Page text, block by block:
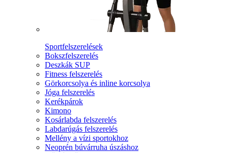
Sportfelszerelések
Bokszfelszerelés
Deszkák SUP
Fitness felszerelés
Görkorcsolya és inline korcsolya
Jóga felszerelés
Kerékpárok
Kimono
Kosárlabda felszerelés
Labdarúgás felszerelés
Mellény a vízi sportokhoz
Neoprén búvárruha úszáshoz